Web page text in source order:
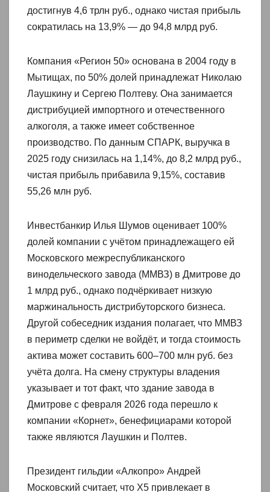
достигнув 4,6 трлн руб., однако чистая прибыль
сократилась на 13,9% — до 94,8 млрд руб.
Компания «Регион 50» основана в 2004 году в
Мытищах, по 50% долей принадлежат Николаю
Лаушкину и Сергею Полтеву. Она занимается
дистрибуцией импортного и отечественного
алкоголя, а также имеет собственное
производство. По данным СПАРК, выручка в
2025 году снизилась на 1,14%, до 8,2 млрд руб.,
чистая прибыль прибавила 9,15%, составив
55,26 млн руб.
Инвестбанкир Илья Шумов оценивает 100%
долей компании с учётом принадлежащего ей
Московского межреспубликанского
винодельческого завода (ММВЗ) в Дмитрове до
1 млрд руб., однако подчёркивает низкую
маржинальность дистрибуторского бизнеса.
Другой собеседник издания полагает, что ММВЗ
в периметр сделки не войдёт, и тогда стоимость
актива может составить 600–700 млн руб. без
учёта долга. На смену структуры владения
указывает и тот факт, что здание завода в
Дмитрове с февраля 2026 года перешло к
компании «Корнет», бенефициарами которой
также являются Лаушкин и Полтев.
Президент гильдии «Алкопро» Андрей
Московский считает, что X5 привлекает в